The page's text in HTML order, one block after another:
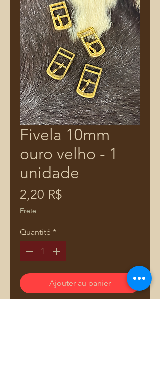
Fivela 10mm
ouro velho - 1
unidade
2,20 R$
Frete
Quantité *
Ajouter au panier